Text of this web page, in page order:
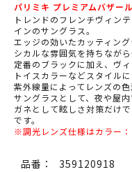
パリミキ プレミアムバザー
トレンドのフレンチヴィン
インのサングラス。
エッジの効いたカッティン
シカルな雰囲気を持ちなが
定番のブラックに加え、ヴ
トイスカラーなどスタイル
紫外線量によってレンズの
サングラスとして、夜や屋
ガネとして眩しさ対策だけ
です。
※調光レンズ仕様はカラー
品番： 359120918